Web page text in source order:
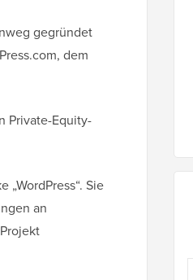
gegründet
dem
Private-Equity-
Sie
an